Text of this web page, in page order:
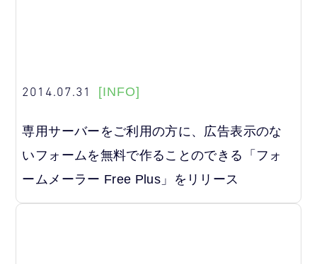
2014.07.31 [INFO]
専用サーバーをご利用の方に、広告表示のな
いフォームを無料で作ることのできる「フォ
ームメーラー Free Plus」をリリース